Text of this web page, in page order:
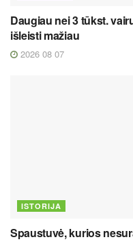
Daugiau nei 3 tūkst.
išleisti mažiau
2026 08 07
ISTORIJA
Spaustuvė, kurios